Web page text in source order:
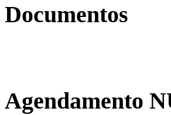
Documentos
Agendamento